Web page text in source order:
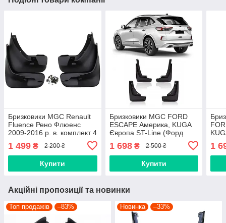
Бризковики MGC Renault
Fluence Рено Флюенс
2009-2016 р. в. комплект 4
7711426789
1 499 ₴ 2 200 ₴
Купити
Бризковики MGC FORD
ESCAPE Америка, KUGA
Європа ST-Line (Форд
Куга, Ескейп) 2019-2025 р.
в. комплект 4 шт 5721248,
5721256
1 698₴ 2 500 ₴
Купити
1
Акційні пропозиції та новинки
Топ продажів –83% Новинка –33%